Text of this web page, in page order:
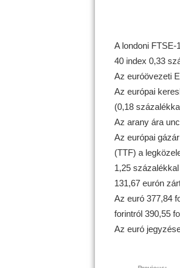
A londoni
40 index 0,33
Az euróövezeti
Az európai
(0,18
Az arany ára
Az európai
(TTF) a
1,25
131,67 eurón
Az euró 377,84
forintról 390,55
Az euró